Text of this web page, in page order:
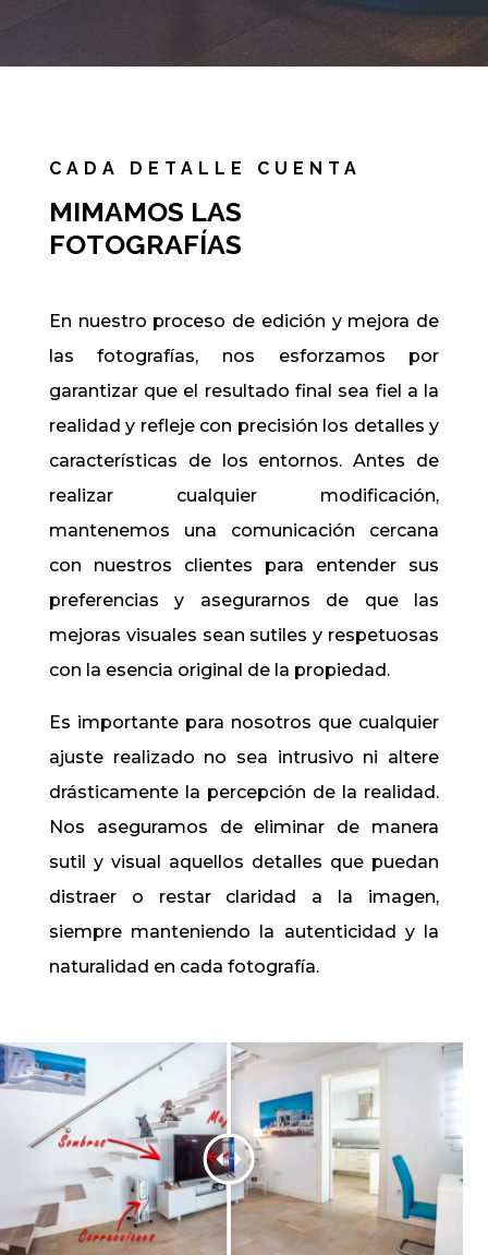
CADA DETALLE CUENTA
MIMAMOS LAS
FOTOGRAFÍAS
En nuestro proceso de edición y mejora de
las fotografías, nos esforzamos por
garantizar que el resultado final sea fiel a la
realidad y refleje con precisión los detalles y
características de los entornos. Antes de
realizar cualquier modificación,
mantenemos una comunicación cercana
con nuestros clientes para entender sus
preferencias y asegurarnos de que las
mejoras visuales sean sutiles y respetuosas
con la esencia original de la propiedad.
Es importante para nosotros que cualquier
ajuste realizado no sea intrusivo ni altere
drásticamente la percepción de la realidad.
Nos aseguramos de eliminar de manera
sutil y visual aquellos detalles que puedan
distraer o restar claridad a la imagen,
siempre manteniendo la autenticidad y la
naturalidad en cada fotografía.